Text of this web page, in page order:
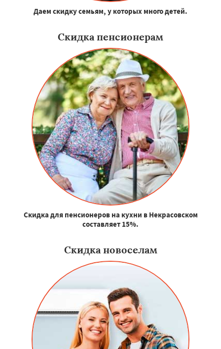
Даем скидку семьям, у которых много детей.
Скидка пенсионерам
Скидка для пенсионеров на кухни в Некрасовском
составляет 15%.
Скидка новоселам